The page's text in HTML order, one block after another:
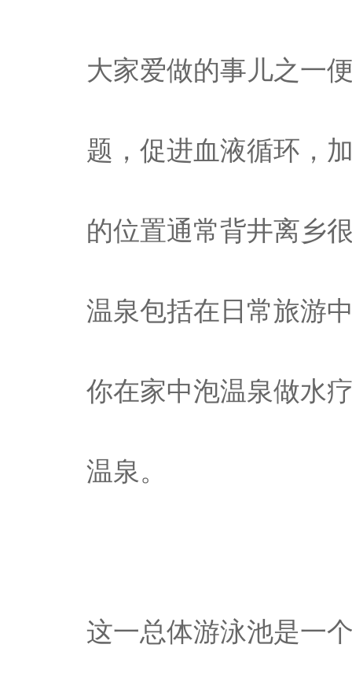
大家爱做的事儿之一
题，促进血液循环，
的位置通常背井离乡
温泉包括在日常旅游
你在家中泡温泉做水
温泉。
这一总体游泳池是一